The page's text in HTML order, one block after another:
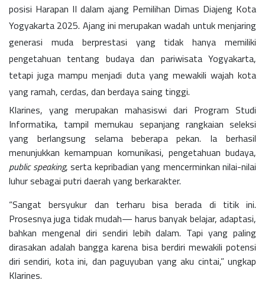
posisi Harapan II dalam ajang Pemilihan Dimas Diajeng Kota
Yogyakarta 2025. Ajang ini merupakan wadah untuk menjaring
generasi muda berprestasi yang tidak hanya memiliki
pengetahuan tentang budaya dan pariwisata Yogyakarta,
tetapi juga mampu menjadi duta yang mewakili wajah kota
yang ramah, cerdas, dan berdaya saing tinggi.
Klarines, yang merupakan mahasiswi dari Program Studi
Informatika, tampil memukau sepanjang rangkaian seleksi
yang berlangsung selama beberapa pekan. Ia berhasil
menunjukkan kemampuan komunikasi, pengetahuan budaya,
public speaking, serta kepribadian yang mencerminkan nilai-nilai
luhur sebagai putri daerah yang berkarakter.
“Sangat bersyukur dan terharu bisa berada di titik ini.
Prosesnya juga tidak mudah— harus banyak belajar, adaptasi,
bahkan mengenal diri sendiri lebih dalam. Tapi yang paling
dirasakan adalah bangga karena bisa berdiri mewakili potensi
diri sendiri, kota ini, dan paguyuban yang aku cintai,” ungkap
Klarines.